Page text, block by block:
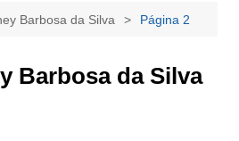
Barbosa da Silva Página 2
Barbosa da Silva